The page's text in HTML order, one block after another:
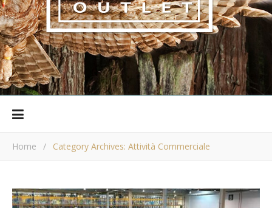
Home / Category Archives: Attività Commerciale